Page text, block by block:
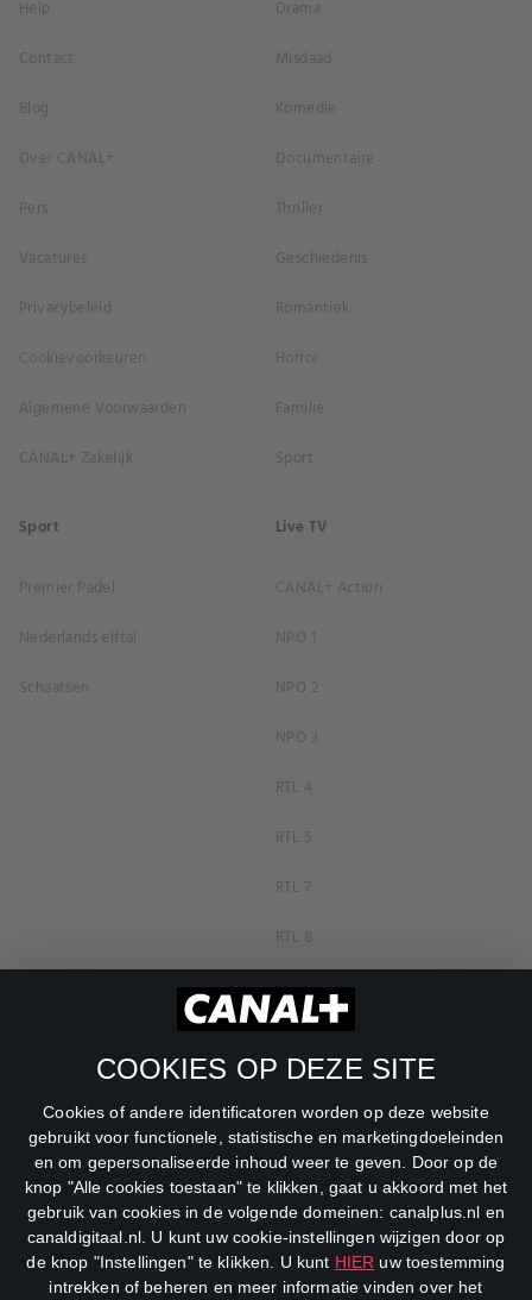
COOKIES OP DEZE SITE
Cookies of andere identificatoren worden op deze website
gebruikt voor functionele, statistische en marketingdoeleinden
en om gepersonaliseerde inhoud weer te geven. Door op de
knop "Alle cookies toestaan" te klikken, gaat u akkoord met het
gebruik van cookies in de volgende domeinen: canalplus.nl en
canaldigitaal.nl. U kunt uw cookie-instellingen wijzigen door op
de knop "Instellingen" te klikken. U kunt HIER uw toestemming
intrekken of beheren en meer informatie vinden over het
Help
Contact
Blog
Over CANAL+
Pers
Vacatures
Privacybeleid
Cookievoorkeuren
Algemene Voorwaarden
CANAL+ Zakelijk
Drama
Misdaad
Komedie
Documentaire
Thriller
Geschiedenis
Romantiek
Horror
Familie
Sport
Sport
Premier Padel
Nederlands elftal
Schaatsen
Live TV
CANAL+ Action
NPO 1
NPO 2
NPO 3
RTL 4
RTL 5
RTL 7
RTL 8
RTL Z
SBS6
Veronica
DreamWorks Channel